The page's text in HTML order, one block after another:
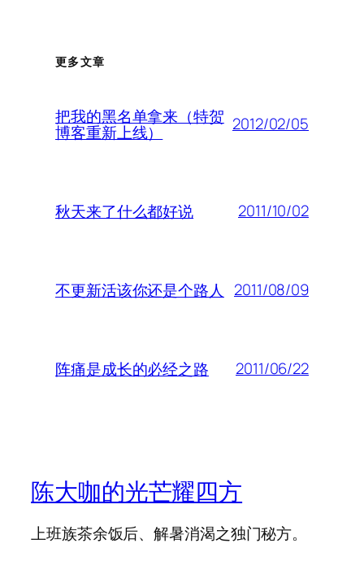
更多文章
把我的黑名单拿来（特贺
博客重新上线） 2012/02/05
秋天来了什么都好说 2011/10/02
不更新活该你还是个路人 2011/08/09
阵痛是成长的必经之路 2011/06/22
陈大咖的光芒耀四方
上班族茶余饭后、解暑消渴之独门秘方。